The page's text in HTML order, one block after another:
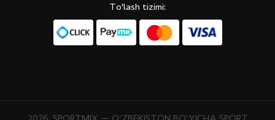
To'lash tizimi: